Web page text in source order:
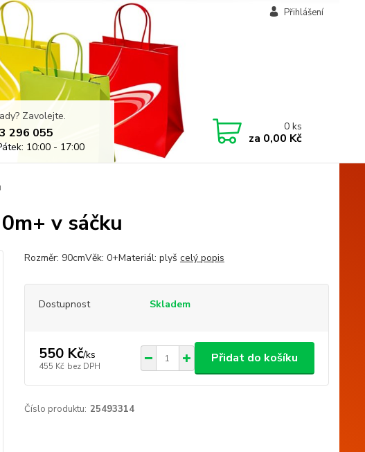
Přihlášení
Zavolejte.
296 055
10:00 - 17:00
0ks
za 0,00 Kč
v sáčku
Rozměr: 90cmVěk: 0+Materiál: plyš celý popis
Dostupnost Skladem
550 Kč/ks
455 Kč bez DPH
Přidat do košíku
Číslo produktu: 25493314